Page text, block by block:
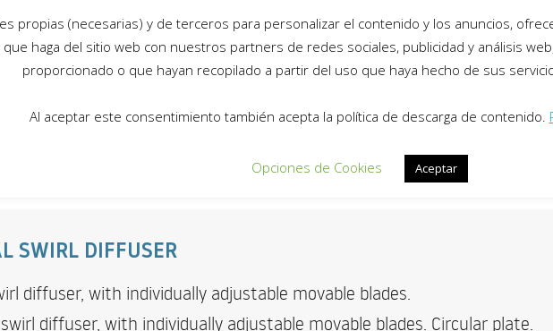
products
SWIRL DIFFUSER
diffuser, with individually adjustable movable blades.
swirl diffuser, with individually adjustable movable blades. Circular plate.
propias (necesarias) y de terceros para personalizar el contenido y los anuncios,
haga del sitio web con nuestros partners de redes sociales, publicidad y análisis
proporcionado o que hayan recopilado a partir del uso que haya hecho de sus
Al aceptar este consentimiento también acepta la política de descarga de contenido.
Opciones de Cookies Aceptar